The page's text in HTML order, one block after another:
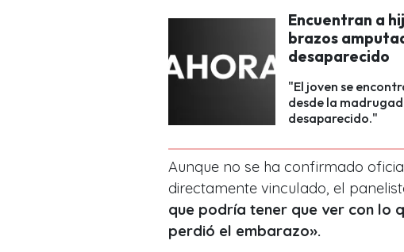
Encuentran a
brazos
desaparecido
"El joven se
desde la
desaparecido."
Aunque no se ha confirmado
directamente vinculado, el
que podría tener que ver con lo
perdió el embarazo».